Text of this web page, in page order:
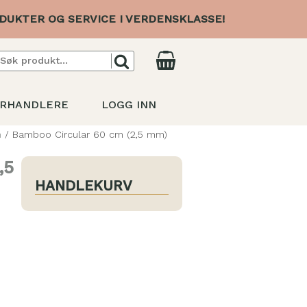
OG SERVICE I VERDENSKLASSE!
LOGG INN
/ Bamboo Circular 60 cm (2,5 mm)
HANDLEKURV